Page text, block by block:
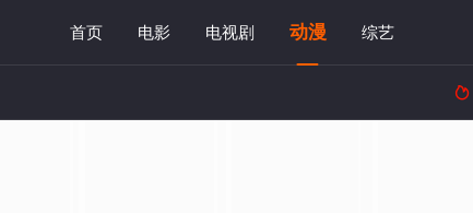
首页 电影 电视剧 动漫 综艺
